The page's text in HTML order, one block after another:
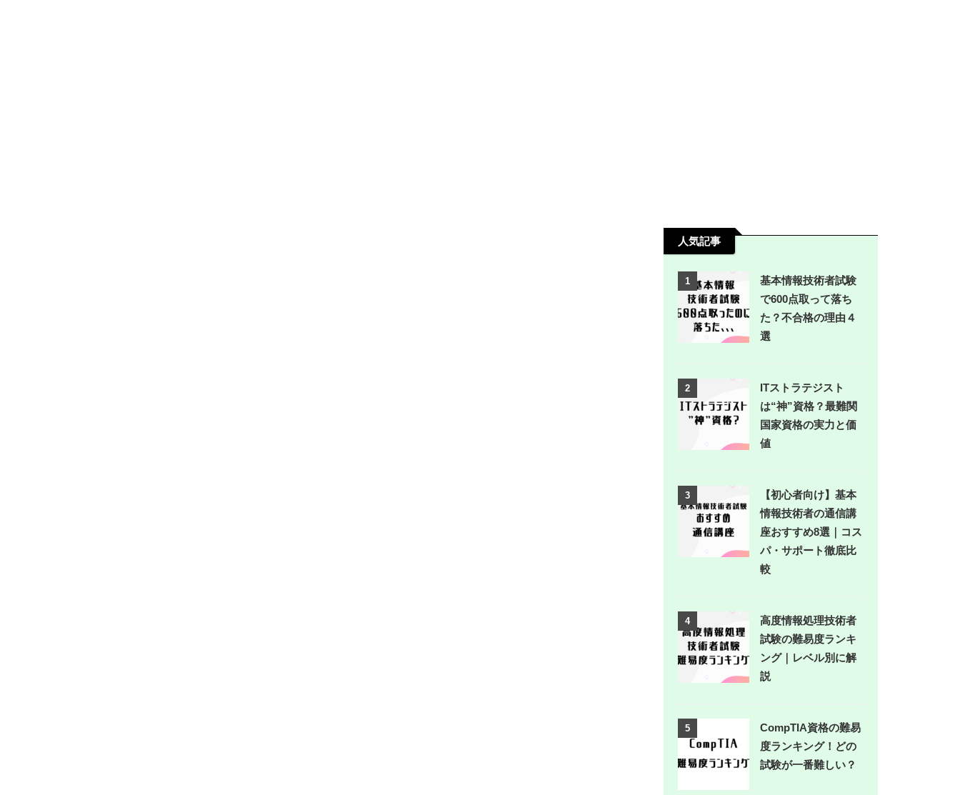
人気記事
1
基本情報技術者試験
で600点取って落ち
た？不合格の理由４
選
2
ITストラテジスト
は“神”資格？最難関
国家資格の実力と価
値
3
【初心者向け】基本
情報技術者の通信講
座おすすめ8選｜コス
パ・サポート徹底比
較
4
高度情報処理技術者
試験の難易度ランキ
ング｜レベル別に解
説
5
CompTIA資格の難易
度ランキング！どの
試験が一番難しい？